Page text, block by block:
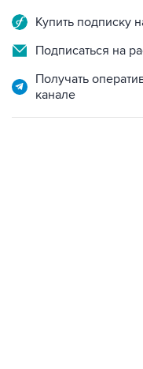
Купить подписку
Подписаться на
Получать
канале